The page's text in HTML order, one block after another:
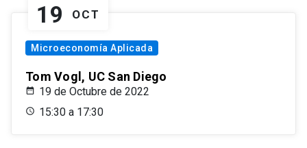
19 OCT
Microeconomía Aplicada
Tom Vogl, UC San Diego
19 de Octubre de 2022
15:30 a 17:30